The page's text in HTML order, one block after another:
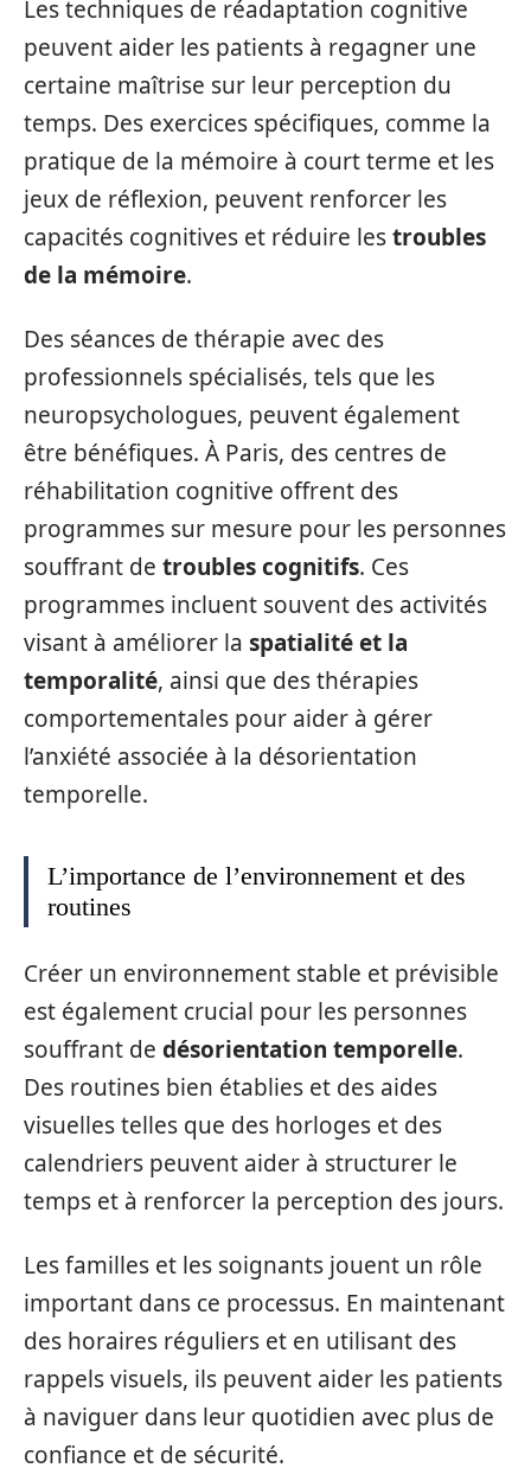
Les techniques de réadaptation cognitive
peuvent aider les patients à regagner une
certaine maîtrise sur leur perception du
temps. Des exercices spécifiques, comme la
pratique de la mémoire à court terme et les
jeux de réflexion, peuvent renforcer les
capacités cognitives et réduire lestroubles
de la mémoire.
Des séances de thérapie avec des
professionnels spécialisés, tels que les
neuropsychologues, peuvent également
être bénéfiques. À Paris, des centres de
réhabilitation cognitive offrent des
programmes sur mesure pour les personnes
souffrant de troubles cognitifs. Ces
programmes incluent souvent des activités
visant à améliorer la spatialité et la
temporalité, ainsi que des thérapies
comportementales pour aider à gérer
l’anxiété associée à la désorientation
temporelle.
L’importance de l’environnement et des
routines
Créer un environnement stable et prévisible
est également crucial pour les personnes
souffrant de désorientation temporelle.
Des routines bien établies et des aides
visuelles telles que des horloges et des
calendriers peuvent aider à structurer le
temps et à renforcer la perception des jours.
Les familles et les soignants jouent un rôle
important dans ce processus. En maintenant
des horaires réguliers et en utilisant des
rappels visuels, ils peuvent aider les patients
à naviguer dans leur quotidien avec plus de
confiance et de sécurité.